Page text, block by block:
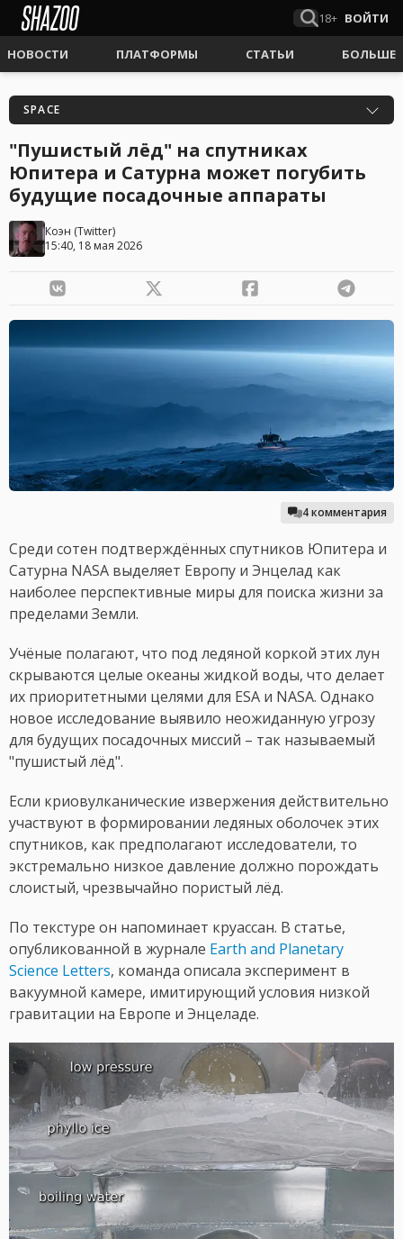
18+ ВОЙТИ
НОВОСТИ ПЛАТФОРМЫ СТАТЬИ БОЛЬШЕ
SPACE
"Пушистый лёд" на спутниках
Юпитера и Сатурна может погубить
будущие посадочные аппараты
Коэн (Twitter)
15:40, 18 мая 2026
4 комментария
Среди сотен подтверждённых спутников Юпитера и
Сатурна NASA выделяет Европу и Энцелад как
наиболее перспективные миры для поиска жизни за
пределами Земли.
Учёные полагают, что под ледяной коркой этих лун
скрываются целые океаны жидкой воды, что делает
их приоритетными целями для ESA и NASA. Однако
новое исследование выявило неожиданную угрозу
для будущих посадочных миссий – так называемый
"пушистый лёд".
Если криовулканические извержения действительно
участвуют в формировании ледяных оболочек этих
спутников, как предполагают исследователи, то
экстремально низкое давление должно порождать
слоистый, чрезвычайно пористый лёд.
По текстуре он напоминает круассан. В статье,
опубликованной в журнале Earth and Planetary
Science Letters, команда описала эксперимент в
вакуумной камере, имитирующий условия низкой
гравитации на Европе и Энцеладе.